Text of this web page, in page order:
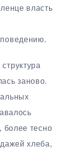
власть
заново.
более тесно
хлеба,